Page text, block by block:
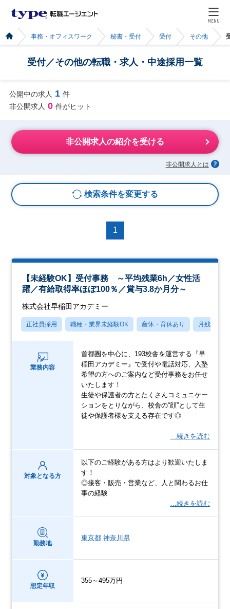
MENU
事務・オフィスワーク 秘書・受付 受付 その他
受付／その他の転職・求人・中途採用一覧
公開中の求人 1 件
非公開求人 0 件がヒット
非公開求人の紹介を受ける
非公開求人とは
検索条件を変更する
1
【未経験OK】受付事務 ～平均残業6h／女性活
躍／有給取得率ほぼ100％／賞与3.8か月分～
株式会社早稲田アカデミー
正社員採用 職種・業界未経験OK 産休・育休あり 月残業20
業務内容
首都圏を中心に、193校舎を運営する『早
稲田アカデミー』で受付や電話対応、入塾
希望の方へのご案内など受付事務をお任せ
いたします！
生徒や保護者の方とたくさんコミュニケー
ションをとりながら、校舎の“顔”として生
徒や保護者様を支える存在です◎
…続きを読む
対象となる方
以下のご経験がある方はより歓迎いたしま
す！
◎接客・販売・営業など、人と関わるお仕
事の経験
…続きを読む
勤務地
東京都 神奈川県
想定年収
355～495万円